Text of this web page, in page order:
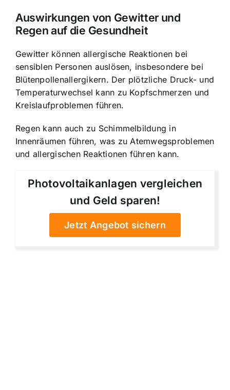
Auswirkungen von Gewitter und
Regen auf die Gesundheit
Gewitter können allergische Reaktionen bei
sensiblen Personen auslösen, insbesondere bei
Blütenpollenallergikern. Der plötzliche Druck- und
Temperaturwechsel kann zu Kopfschmerzen und
Kreislaufproblemen führen.
Regen kann auch zu Schimmelbildung in
Innenräumen führen, was zu Atemwegsproblemen
und allergischen Reaktionen führen kann.
Photovoltaikanlagen vergleichen
und Geld sparen!
Jetzt Angebot sichern